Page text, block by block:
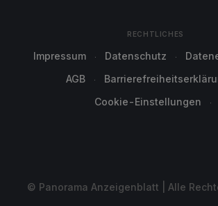
RECHTLICHES
Impressum Datenschutz
AGB
Cookie-Einstellungen
© Panorama Anzeigenblatt | Alle